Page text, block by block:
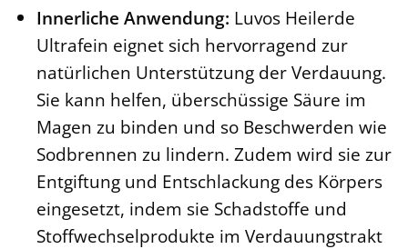
Innerliche Anwendung: Luvos Heilerde
Ultrafein eignet sich hervorragend zur
natürlichen Unterstützung der Verdauung.
Sie kann helfen, überschüssige Säure im
Magen zu binden und so Beschwerden wie
Sodbrennen zu lindern. Zudem wird sie zur
Entgiftung und Entschlackung des Körpers
eingesetzt, indem sie Schadstoffe und
Stoffwechselprodukte im Verdauungstrakt